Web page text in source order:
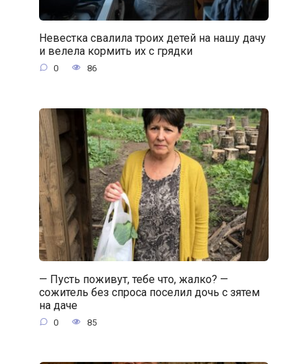
Невестка свалила троих детей на нашу дачу
и велела кормить их с грядки
0 86
— Пусть поживут, тебе что, жалко? —
сожитель без спроса поселил дочь с зятем
на даче
0 85